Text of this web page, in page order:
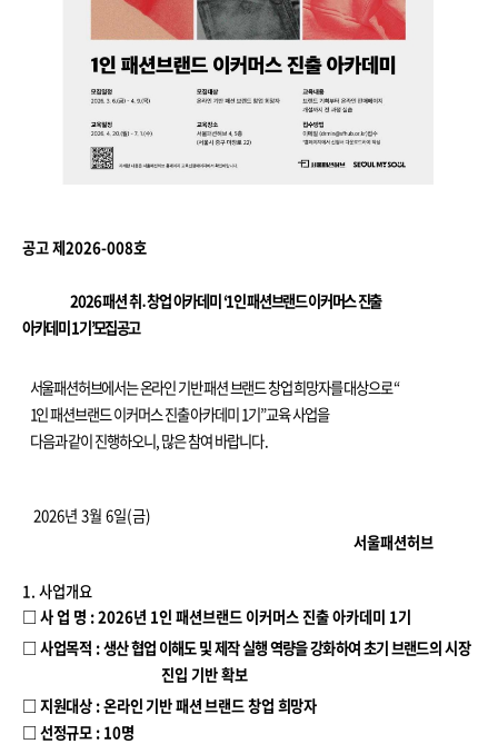
공고 제2026-008호
2026패션 취․창업 아카데미‘1인 패션브랜드 이커머스 진출
아카데미1기’모집 공고
서울패션허브에서는 온라인 기반 패션 브랜드 창업 희망자를 대상으로“
1인패션브랜드 이커머스 진출 아카데미1기”교육 사업을
다음과 같이 진행하오니, 많은 참여 바랍니다.
2026년 3월 6일(금)
서울패션허브
1. 사업개요
□ 사 업 명 : 2026년 1인 패션브랜드 이커머스 진출 아카데미 1기
□ 사업목적 :생산 협업 이해도 및 제작 실행 역량을 강화하여 초기 브랜드의시장
진입 기반 확보
□ 지원대상 :온라인 기반 패션 브랜드 창업 희망자
□ 선정규모 : 10명